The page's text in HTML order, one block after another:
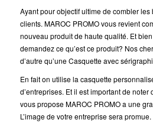
Ayant pour objectif ultime de combler
clients. MAROC PROMO vous revient
nouveau produit de haute qualité. Et
demandez ce qu’est ce produit? Nos
d’autre qu’une Casquette avec
En fait on utilise la casquette
d’entreprises. Et il est important de
vous propose MAROC PROMO a une
L’image de votre entreprise sera